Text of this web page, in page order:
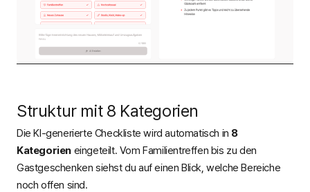
Struktur mit 8 Kategorien
Die KI-generierte Checkliste wird automatisch in 8
Kategorien eingeteilt. Vom Familientreffen bis zu den
Gastgeschenken siehst du auf einen Blick, welche Bereiche
noch offen sind.